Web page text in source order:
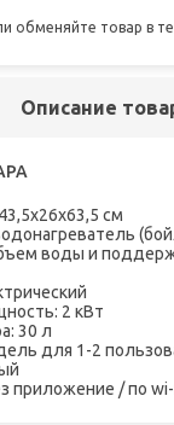
обменяйте товар в
Описание
см
воды и
2 кВт
30 л
для 1-2
приложение / по